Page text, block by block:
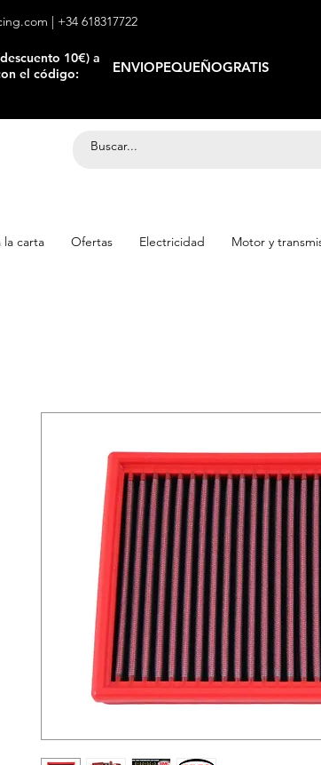
| +34 618317722
10€) a
el código:
ENVIOPEQUEÑOGRATIS
la carta Ofertas Electricidad Motor y